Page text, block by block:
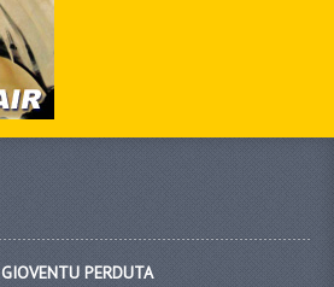
GIOVENTU PERDUTA